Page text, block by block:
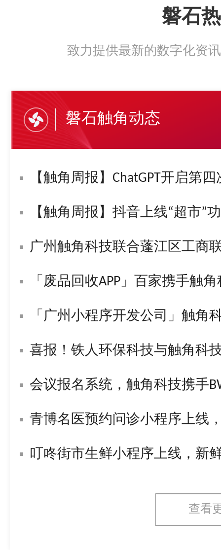
磐石
致力提供最新的数字化资
磐石触角动态
【触角周报】ChatGPT开启第四
【触角周报】抖音上线“超市”功能！字节复活“悟空问答”！苹
广州触角科技联合蓬江区工商
「废品回收APP」百家携手触
「广州小程序开发公司」触角
喜报！铁人环保科技与触角科技签署
会议报名系统，触角科技携手BWL
青博名医预约问诊小程序上线
叮咚街市生鲜小程序上线，新
查看